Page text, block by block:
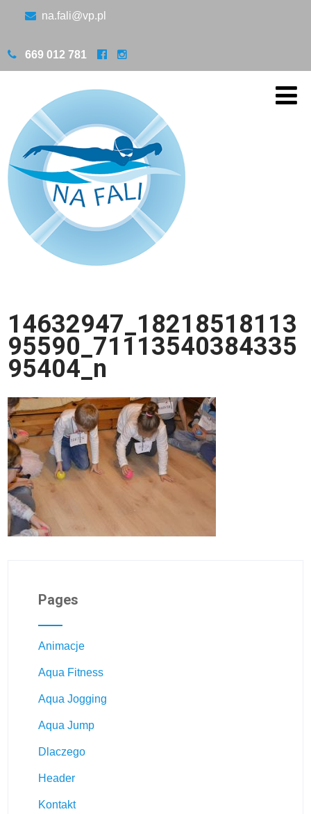
na.fali@vp.pl
669 012 781
14632947_18218518113
95590_71113540384335
95404_n
Pages
Animacje
Aqua Fitness
Aqua Jogging
Aqua Jump
Dlaczego
Header
Kontakt